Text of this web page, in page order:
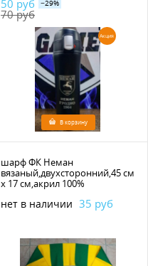
50 руб
70 руб
−29%
Акция
В корзину
шарф ФК Неман
вязаный,двухсторонний,45 см
х 17 см,акрил 100%
нет в наличии 35 руб